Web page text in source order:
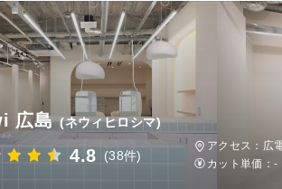
広島 (ネウィヒロシマ)
4.8 (38件)
アクセス：広
カット単価：-